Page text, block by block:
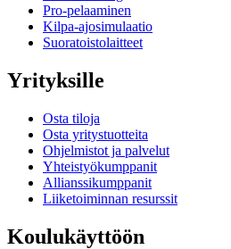
Pro-pelaaminen
Kilpa-ajosimulaatio
Suoratoistolaitteet
Yrityksille
Osta tiloja
Osta yritystuotteita
Ohjelmistot ja palvelut
Yhteistyökumppanit
Allianssikumppanit
Liiketoiminnan resurssit
Koulukäyttöön